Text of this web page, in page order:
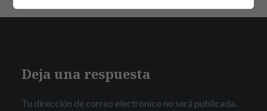
Deja una respuesta
Tu dirección de correo electrónico no será publicada.